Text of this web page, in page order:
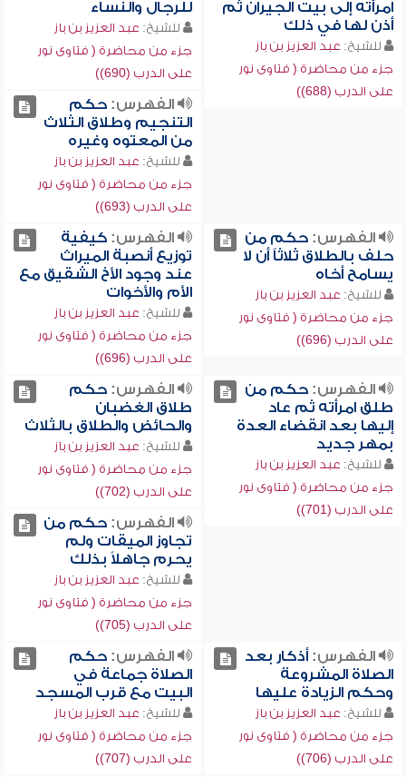
امرأته إلى بيت الجيران ثم
أذن لها في ذلك
للشيخ: عبد العزيز بن باز
جزء من محاضرة ( فتاوى نور
على الدرب (688))
للرجال والنساء
للشيخ: عبد العزيز بن باز
جزء من محاضرة ( فتاوى نور
على الدرب (690))
الفهرس:حكم
التنجيم وطلاق الثلاث
من المعتوه وغيره
للشيخ: عبد العزيز بن باز
جزء من محاضرة ( فتاوى نور
على الدرب (693))
الفهرس:حكم من
حلف بالطلاق ثلاثاً أن لا
يسامح أخاه
للشيخ: عبد العزيز بن باز
جزء من محاضرة ( فتاوى نور
على الدرب (696))
الفهرس:كيفية
توزيع أنصبة الميراث
عند وجود الأخ الشقيق مع
الأم والأخوات
للشيخ: عبد العزيز بن باز
جزء من محاضرة ( فتاوى نور
على الدرب (696))
الفهرس:حكم من
طلق امرأته ثم عاد
إليها بعد انقضاء العدة
بمهر جديد
للشيخ: عبد العزيز بن باز
جزء من محاضرة ( فتاوى نور
على الدرب (701))
الفهرس:حكم
طلاق الغضبان
والحائض والطلاق بالثلاث
للشيخ: عبد العزيز بن باز
جزء من محاضرة ( فتاوى نور
على الدرب (702))
الفهرس:حكم من
تجاوز الميقات ولم
يحرم جاهلاً بذلك
للشيخ: عبد العزيز بن باز
جزء من محاضرة ( فتاوى نور
على الدرب (705))
الفهرس:أذكار بعد
الصلاة المشروعة
وحكم الزيادة عليها
للشيخ: عبد العزيز بن باز
جزء من محاضرة ( فتاوى نور
على الدرب (706))
الفهرس:حكم
الصلاة جماعة في
البيت مع قرب المسجد
للشيخ: عبد العزيز بن باز
جزء من محاضرة ( فتاوى نور
على الدرب (707))